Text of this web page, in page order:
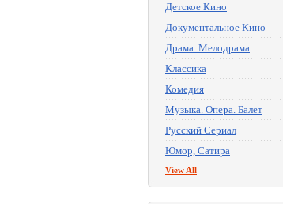
Детское Кино
Документальное Кино
Драма. Мелодрама
Классика
Комедия
Музыка. Опера. Балет
Русский Сериал
Юмор, Сатира
View All